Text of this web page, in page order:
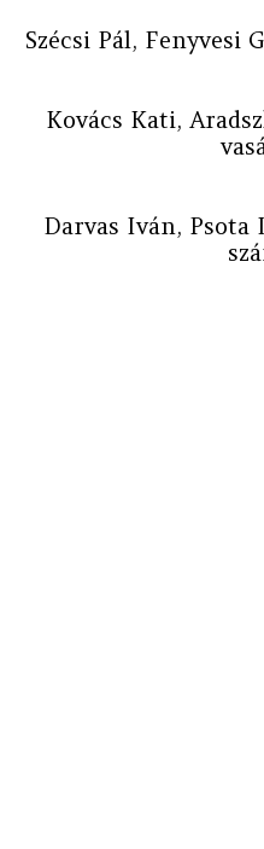
Szécsi Pál, Fenyvesi
Kovács Kati,
Darvas Iván, Psota